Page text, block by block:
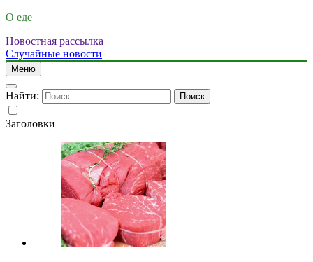
О еде
Новостная рассылка
Случайные новости
Меню
Найти:
Заголовки